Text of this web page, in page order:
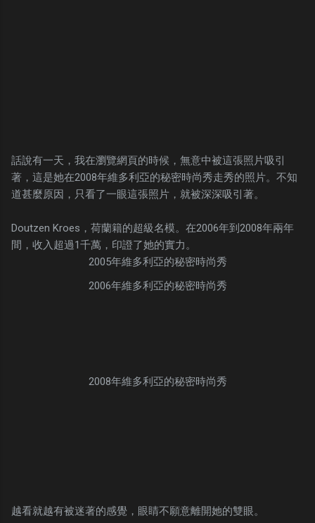
話說有一天，我在瀏覽網頁的時候，無意中被這張照片吸引
著，這是她在2008年維多利亞的秘密時尚秀走秀的照片。不知
道甚麼原因，只看了一眼這張照片，就被深深吸引著。
Doutzen Kroes，荷蘭籍的超級名模。在2006年到2008年兩年
間，收入超過1千萬，印證了她的實力。
2005年維多利亞的秘密時尚秀
2006年維多利亞的秘密時尚秀
2008年維多利亞的秘密時尚秀
越看就越有被迷著的感覺，眼睛不願意離開她的雙眼。